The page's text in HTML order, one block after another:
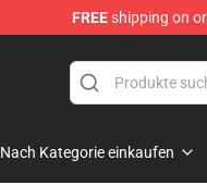
FREEshipping on
Nach Kategorie einkaufen